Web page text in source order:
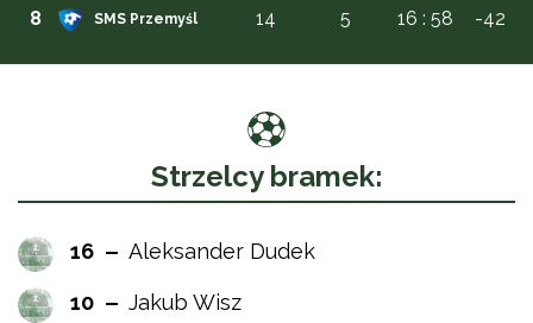
8
SMS Przemyśl 14 5 16 : 58 -42
Strzelcy bramek:
16 Aleksander Dudek
10 Jakub Wisz